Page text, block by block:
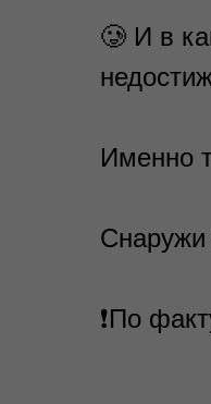
🥲 И в
Именно
Снаружи
❗По